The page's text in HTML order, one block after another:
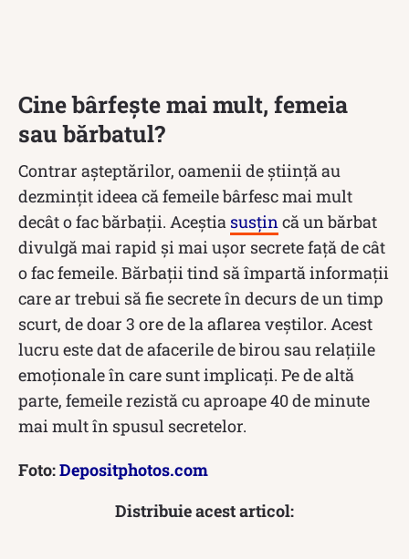
Cine bârfește mai mult, femeia
sau bărbatul?
Contrar așteptărilor, oamenii de știință au
dezmințit ideea că femeile bârfesc mai mult
decât o fac bărbații. Aceștia susțincă un bărbat
divulgă mai rapid și mai ușor secrete față de cât
o fac femeile. Bărbații tind să împartă informații
care ar trebui să fie secrete în decurs de un timp
scurt, de doar 3 ore de la aflarea veștilor. Acest
lucru este dat de afacerile de birou sau relațiile
emoționale în care sunt implicați. Pe de altă
parte, femeile rezistă cu aproape 40 de minute
mai mult în spusul secretelor.
Foto:Depositphotos.com
Distribuie acest articol: